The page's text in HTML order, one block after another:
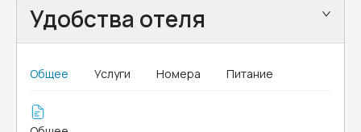
Удобства отеля
Общее Услуги Номера Питание